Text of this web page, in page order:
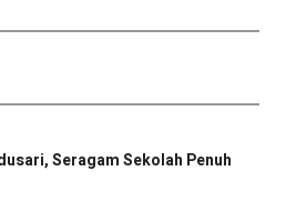
Seragam Sekolah Penuh